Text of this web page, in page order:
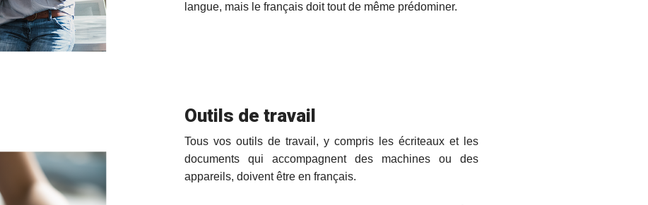
langue, mais le français doit tout de même prédominer.
Outils de travail
Tous vos outils de travail, y compris les écriteaux et les
documents qui accompagnent des machines ou des
appareils, doivent être en français.